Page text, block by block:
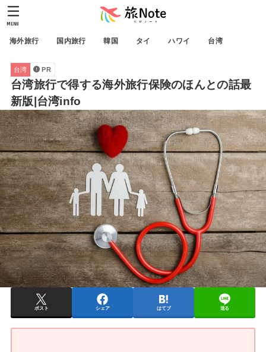
海外旅行 国内旅行 韓国 タイ ハワイ 台湾
MENU
台湾 PR
台湾旅行で得する海外旅行保険のほんとの話最
新版|台湾info
ポスト シェア はてブ 送る